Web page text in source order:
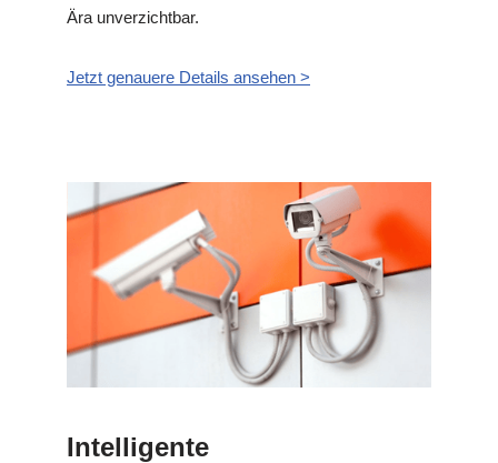
Ära unverzichtbar.
Jetzt genauere Details ansehen >
Intelligente